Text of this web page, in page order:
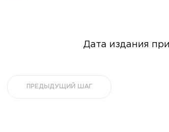
Дата издания
ПРЕДЫДУЩИЙ ШАГ